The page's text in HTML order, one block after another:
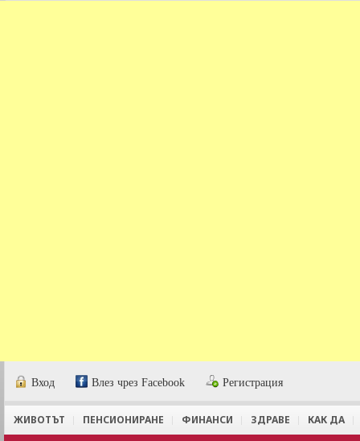
Вход Влез чрез Facebook Регистрация
ЖИВОТЪТ ПЕНСИОНИРАНЕ ФИНАНСИ ЗДРАВЕ КАК ДА